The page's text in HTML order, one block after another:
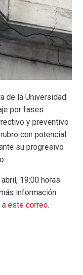
de la Universidad
por fases
y preventivo
con potencial
su progresivo
19:00 horas.
información
aeste correo.